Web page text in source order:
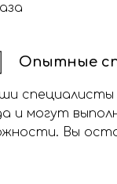
Опытные
и могут
Вы